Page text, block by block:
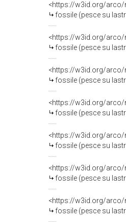
<https://w3id.org/arco/
fossile (pesce su
<https://w3id.org/arco/
fossile (pesce su
<https://w3id.org/arco/
fossile (pesce su
<https://w3id.org/arco/
fossile (pesce su
<https://w3id.org/arco/
fossile (pesce su
<https://w3id.org/arco/
fossile (pesce su
<https://w3id.org/arco/
fossile (pesce su